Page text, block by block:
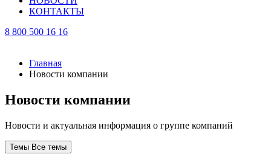
КОНТАКТЫ
8 800 500 16 16
Главная
Новости компании
Новости компании
Новости и актуальная информация о группе компаний
Темы Все темы